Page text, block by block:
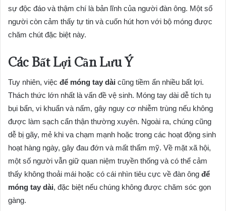
sự độc đáo và thậm chí là bản lĩnh của người đàn ông. Một số
người còn cảm thấy tự tin và cuốn hút hơn với bộ móng được
chăm chút đặc biệt này.
Các Bất Lợi Cần Lưu Ý
Tuy nhiên, việc để móng tay dài cũng tiềm ẩn nhiều bất lợi.
Thách thức lớn nhất là vấn đề vệ sinh. Móng tay dài dễ tích tụ
bụi bẩn, vi khuẩn và nấm, gây nguy cơ nhiễm trùng nếu không
được làm sạch cẩn thận thường xuyên. Ngoài ra, chúng cũng
dễ bị gãy, mẻ khi va chạm mạnh hoặc trong các hoạt động sinh
hoạt hàng ngày, gây đau đớn và mất thẩm mỹ. Về mặt xã hội,
một số người vẫn giữ quan niệm truyền thống và có thể cảm
thấy không thoải mái hoặc có cái nhìn tiêu cực về đàn ông để
móng tay dài, đặc biệt nếu chúng không được chăm sóc gọn
gàng.